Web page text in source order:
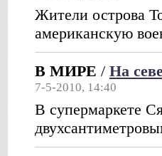
Жители острова
американскую
В МИРЕ / На
7-5-2010, 14:40
В супермаркете